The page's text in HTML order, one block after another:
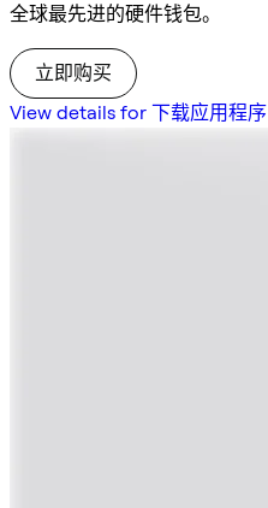
全球最先进的硬件钱包。
立即购买
View details for 下载应用程序